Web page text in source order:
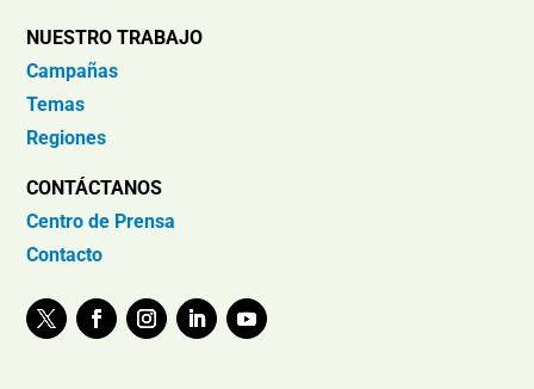
NUESTRO TRABAJO
Campañas
Temas
Regiones
CONTÁCTANOS
Centro de Prensa
Contacto